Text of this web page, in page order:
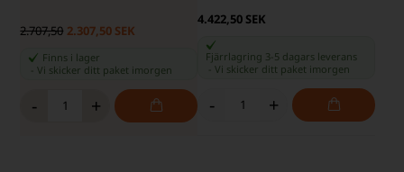
2.707,50 2.307,50 SEK
Finns i lager
-Vi skicker ditt paket imorgen
- +
4.422,50 SEK
Fjärrlagring 3-5 dagars leverans
Vi skicker ditt paket imorgen
- +